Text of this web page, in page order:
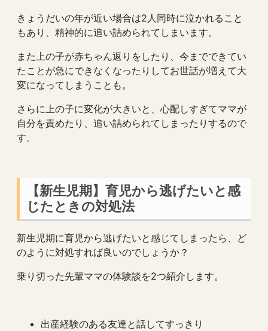
きょうだいの年が近い場合は2人同時に泣かれること
もあり、精神的に追い詰められてしまいます。
また上の子が赤ちゃん返りをしたり、今までできてい
たことが急にできなくなったりしてお世話が増えて大
変になってしまうことも。
さらに上の子に変化が大きいと、心配しすぎてママが
自分を責めたり、追い詰められてしまったりするので
す。
【新生児期】育児から逃げたいと感
じたときの対処法
新生児期に育児から逃げたいと感じてしまったら、ど
のように対処すれば良いのでしょうか？
乗り切った先輩ママの体験談を2つ紹介します。
出産経験のある友達と話してすっきり